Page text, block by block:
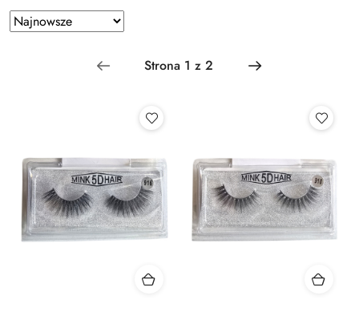
Zastosowano
sortowanie:
Sortuj
według